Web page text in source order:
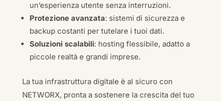
un’esperienza utente senza interruzioni.
Protezione avanzata: sistemi di sicurezza e
backup costanti per tutelare i tuoi dati.
Soluzioni scalabili: hosting flessibile, adatto a
piccole realtà e grandi imprese.
La tua infrastruttura digitale è al sicuro con
NETWORX, pronta a sostenere la crescita del tuo